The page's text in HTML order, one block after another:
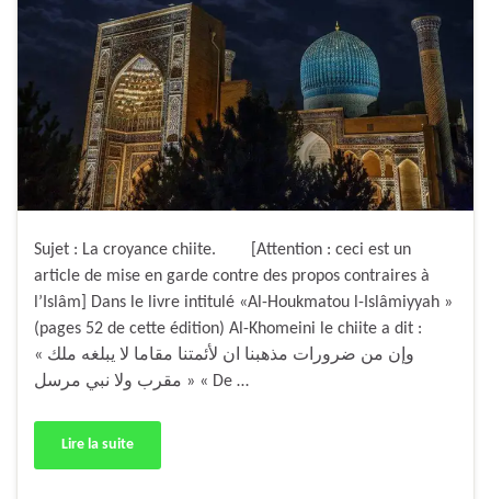
Sujet : La croyance chiite. [Attention : ceci est un
article de mise en garde contre des propos contraires à
l’Islâm] Dans le livre intitulé «Al-Houkmatou l-Islâmiyyah »
(pages 52 de cette édition) Al-Khomeini le chiite a dit :
« وإن من ضرورات مذهبنا ان لأئمتنا مقاما لا يبلغه ملك
مقرب ولا نبي مرسل » « De …
Lire la suite